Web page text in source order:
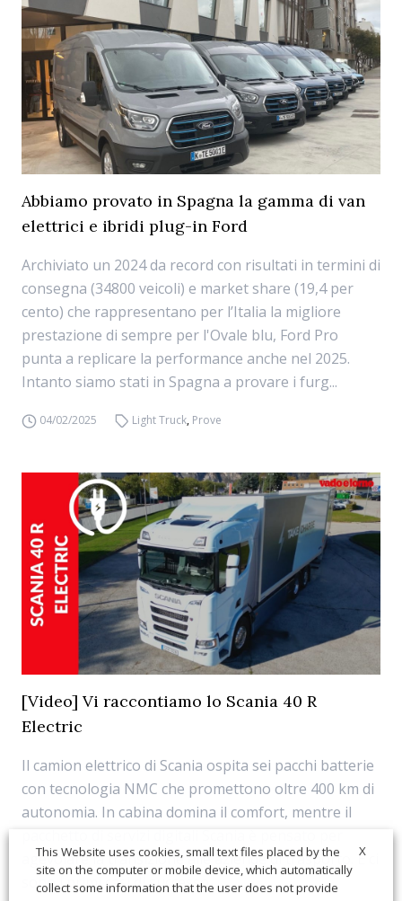
Abbiamo provato in Spagna la gamma di van
elettrici e ibridi plug-in Ford
Archiviato un 2024 da record con risultati in termini di
consegna (34800 veicoli) e market share (19,4 per
cento) che rappresentano per l’Italia la migliore
prestazione di sempre per l'Ovale blu, Ford Pro
punta a replicare la performance anche nel 2025.
Intanto siamo stati in Spagna a provare i furg...
04/02/2025 Light Truck, Prove
[Video] Vi raccontiamo lo Scania 40 R
Electric
Il camion elettrico di Scania ospita sei pacchi batterie
con tecnologia NMC che promettono oltre 400 km di
autonomia. In cabina domina il comfort, mentre il
agevolare la transizione alle aziende di trasporto. E ci
sono i primi casi di successo.
X
This Website uses cookies, small text files placed by the
site on the computer or mobile device, which automatically
collect some information that the user does not provide